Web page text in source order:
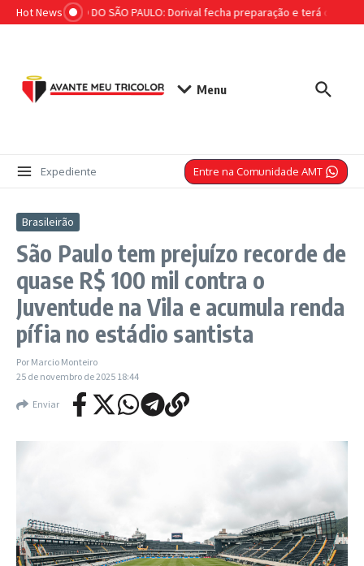
Ir para o conteúdo
Hot News
ESCALAÇÃO DO SÃO PAULO: Dorival fecha preparação e terá os
Menu
Expediente Entre na Comunidade AMT
Brasileirão
São Paulo tem prejuízo recorde de
quase R$ 100 mil contra o
Juventude na Vila e acumula renda
pífia no estádio santista
Por Marcio Monteiro
25 de novembro de 2025 18:44
Enviar